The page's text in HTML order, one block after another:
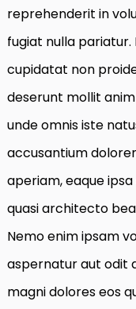
reprehenderit in
fugiat nulla
cupidatat non
deserunt mollit
unde omnis iste
accusantium
aperiam, eaque
quasi architecto
Nemo enim ipsam
aspernatur aut odit
magni dolores eos